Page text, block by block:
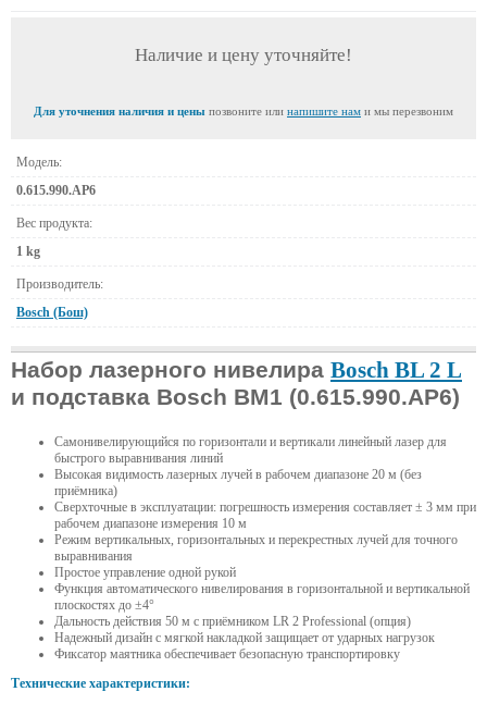
Наличие и цену уточняйте!
Для уточнения наличия и цены позвоните или напишите нам и мы перезвоним
Модель:
0.615.990.AP6
Вес продукта:
1 kg
Производитель:
Bosch (Бош)
Набор лазерного нивелира Bosch BL 2 L
и подставка Bosch BM1 (0.615.990.AP6)
Самонивелирующийся по горизонтали и вертикали линейный лазер для
быстрого выравнивания линий
Высокая видимость лазерных лучей в рабочем диапазоне 20 м (без
приёмника)
Сверхточные в эксплуатации: погрешность измерения составляет ± 3 мм при
рабочем диапазоне измерения 10 м
Режим вертикальных, горизонтальных и перекрестных лучей для точного
выравнивания
Простое управление одной рукой
Функция автоматического нивелирования в горизонтальной и вертикальной
плоскостях до ±4°
Дальность действия 50 м с приёмником LR 2 Professional (опция)
Надежный дизайн с мягкой накладкой защищает от ударных нагрузок
Фиксатор маятника обеспечивает безопасную транспортировку
Технические характеристики: